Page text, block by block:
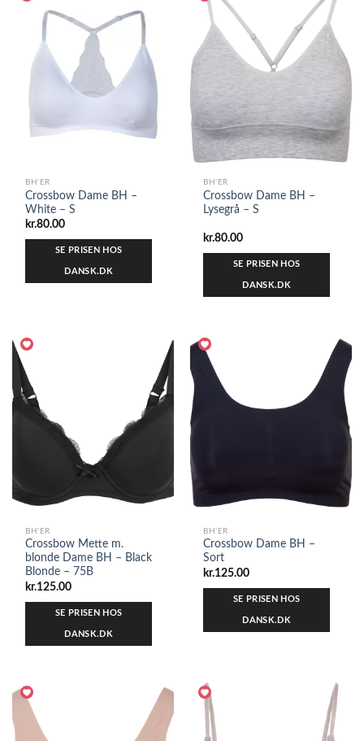
BH'ER
Crossbow Dame BH –
White – S
kr.80.00
SE PRISEN HOS
DANSK.DK
BH'ER
Crossbow Dame BH –
Lysegrå – S
kr.80.00
SE PRISEN HOS
DANSK.DK
BH'ER
Crossbow Mette m.
blonde Dame BH – Black
Blonde – 75B
kr.125.00
SE PRISEN HOS
DANSK.DK
BH'ER
Crossbow Dame BH –
Sort
kr.125.00
SE PRISEN HOS
DANSK.DK